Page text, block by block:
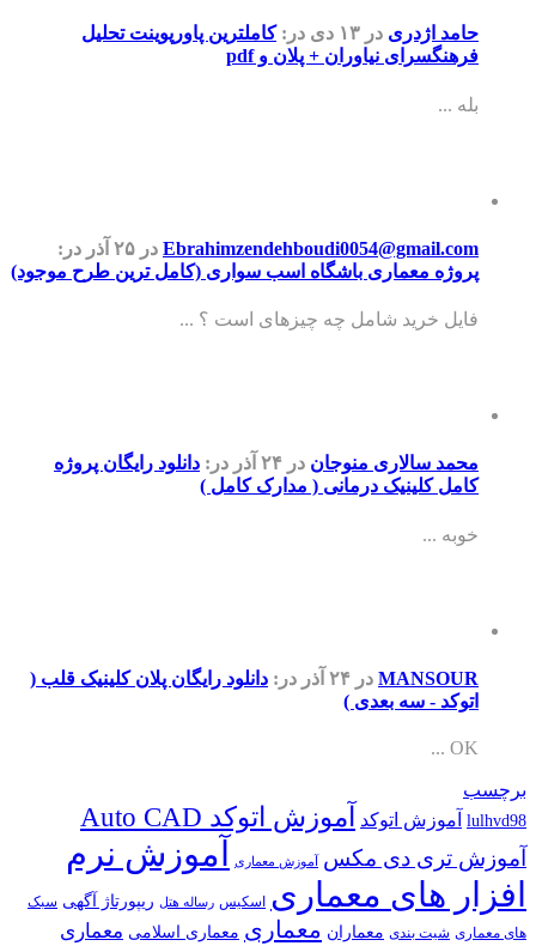
حامد اژدری در ۱۳ دی در:کاملترین پاورپوینت تحلیل
فرهنگسرای نیاوران + پلان و pdf
بله ...
Ebrahimzendehboudi0054@gmail.com در ۲۵ آذر
در:
پروژه معماری باشگاه اسب سواری (کامل ترین طرح موجود)
فایل خرید شامل چه چیزهای است ؟ ...
محمد سالاری منوجان در ۲۴ آذر در: دانلود رایگان پروژه
کامل کلینیک درمانی ( مدارک کامل )
خوبه ...
MANSOUR در ۲۴ آذر در: دانلود رایگان پلان کلینیک قلب (
اتوکد - سه بعدی )
OK ...
برچسب
lulhvd98 آموزش اتوکد آموزش اتوکد Auto CAD
آموزش تری دی مکس آموزش معماری
آموزش نرم
افزار های معماری
اسکیس رساله هتل ریپورتاژ آگهی سبک
های معماری شیت بندی معماران معماری معماری اسلامی معماری